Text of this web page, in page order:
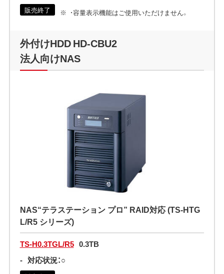
販売終了 ・容量表示機能はご使用いただけません。
外付けHDD HD-CBU2
法人向けNAS
NAS“テラステーション プロ” RAID対応 (TS-HTG
L/R5 シリーズ)
TS-H0.3TGL/R5 0.3TB
- 対応状況：○